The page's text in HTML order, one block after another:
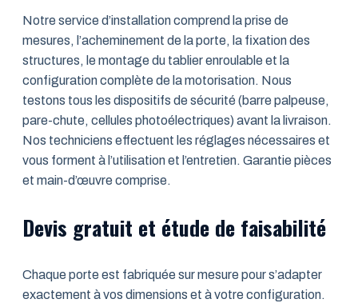
Notre service d’installation comprend la prise de
mesures, l’acheminement de la porte, la fixation des
structures, le montage du tablier enroulable et la
configuration complète de la motorisation. Nous
testons tous les dispositifs de sécurité (barre palpeuse,
pare-chute, cellules photoélectriques) avant la livraison.
Nos techniciens effectuent les réglages nécessaires et
vous forment à l’utilisation et l’entretien. Garantie pièces
et main-d’œuvre comprise.
Devis gratuit et étude de faisabilité
Chaque porte est fabriquée sur mesure pour s’adapter
exactement à vos dimensions et à votre configuration.